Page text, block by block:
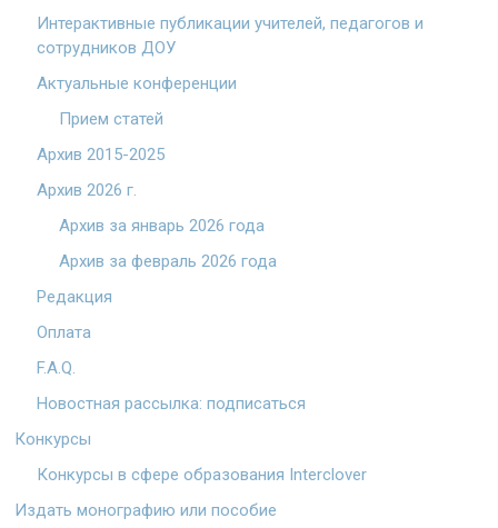
Интерактивные публикации учителей, педагогов и
сотрудников ДОУ
Актуальные конференции
Прием статей
Архив 2015-2025
Архив 2026 г.
Архив за январь 2026 года
Архив за февраль 2026 года
Редакция
Оплата
F.A.Q.
Новостная рассылка: подписаться
Конкурсы
Конкурсы в сфере образования Interclover
Издать монографию или пособие